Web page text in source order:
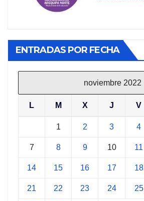
ENTRADAS POR FECHA
noviembre 2022
L M X J V
1 2 3 4
7 8 9 10 11
14 15 16 17 18
21 22 23 24 25